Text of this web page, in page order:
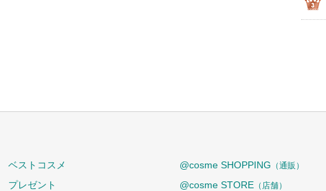
ベストコスメ
プレゼント
@cosme SHOPPING （通販）
@cosme STORE （店舗）